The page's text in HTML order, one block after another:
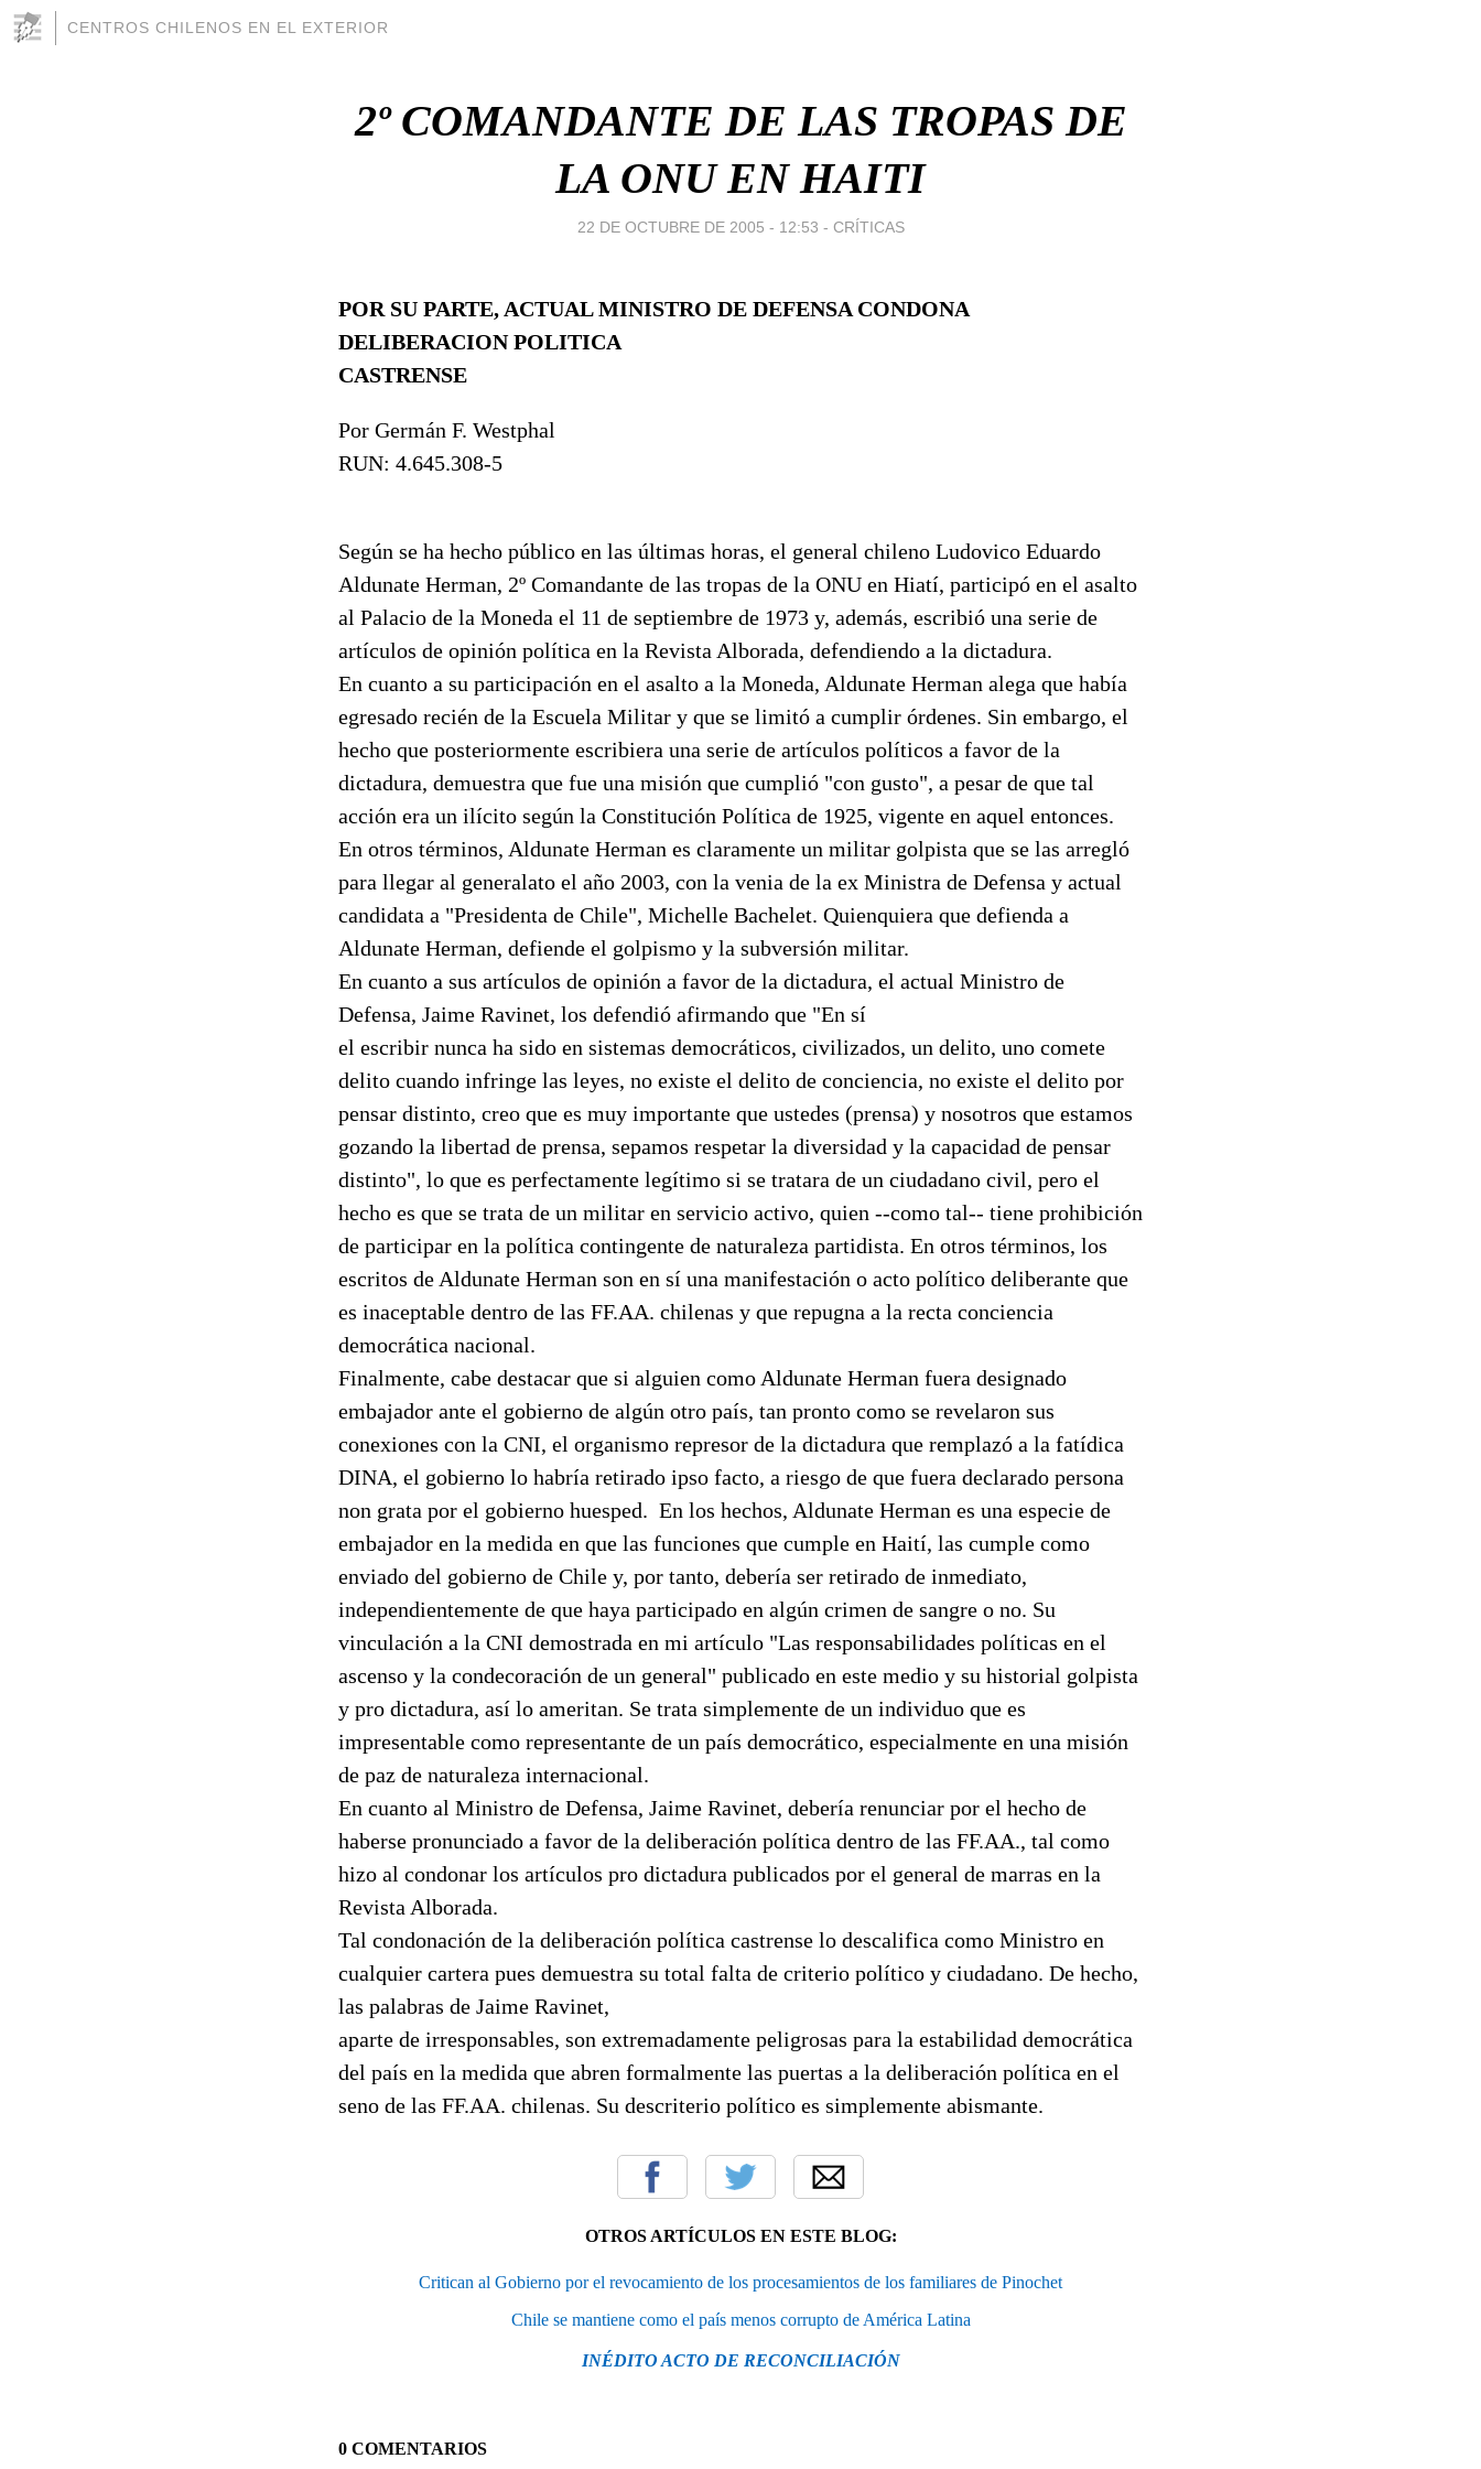
CENTROS CHILENOS EN EL EXTERIOR
2º COMANDANTE DE LAS TROPAS DE
LA ONU EN HAITI
22 DE OCTUBRE DE 2005 - 12:53 - CRÍTICAS
POR SU PARTE, ACTUAL MINISTRO DE DEFENSA CONDONA
DELIBERACION POLITICA
CASTRENSE
Por Germán F. Westphal
RUN: 4.645.308-5
Según se ha hecho público en las últimas horas, el general chileno Ludovico Eduardo
Aldunate Herman, 2º Comandante de las tropas de la ONU en Hiatí, participó en el asalto
al Palacio de la Moneda el 11 de septiembre de 1973 y, además, escribió una serie de
artículos de opinión política en la Revista Alborada, defendiendo a la dictadura.
En cuanto a su participación en el asalto a la Moneda, Aldunate Herman alega que había
egresado recién de la Escuela Militar y que se limitó a cumplir órdenes. Sin embargo, el
hecho que posteriormente escribiera una serie de artículos políticos a favor de la
dictadura, demuestra que fue una misión que cumplió "con gusto", a pesar de que tal
acción era un ilícito según la Constitución Política de 1925, vigente en aquel entonces.
En otros términos, Aldunate Herman es claramente un militar golpista que se las arregló
para llegar al generalato el año 2003, con la venia de la ex Ministra de Defensa y actual
candidata a "Presidenta de Chile", Michelle Bachelet. Quienquiera que defienda a
Aldunate Herman, defiende el golpismo y la subversión militar.
En cuanto a sus artículos de opinión a favor de la dictadura, el actual Ministro de
Defensa, Jaime Ravinet, los defendió afirmando que "En sí
el escribir nunca ha sido en sistemas democráticos, civilizados, un delito, uno comete
delito cuando infringe las leyes, no existe el delito de conciencia, no existe el delito por
pensar distinto, creo que es muy importante que ustedes (prensa) y nosotros que estamos
gozando la libertad de prensa, sepamos respetar la diversidad y la capacidad de pensar
distinto", lo que es perfectamente legítimo si se tratara de un ciudadano civil, pero el
hecho es que se trata de un militar en servicio activo, quien --como tal-- tiene prohibición
de participar en la política contingente de naturaleza partidista. En otros términos, los
escritos de Aldunate Herman son en sí una manifestación o acto político deliberante que
es inaceptable dentro de las FF.AA. chilenas y que repugna a la recta conciencia
democrática nacional.
Finalmente, cabe destacar que si alguien como Aldunate Herman fuera designado
embajador ante el gobierno de algún otro país, tan pronto como se revelaron sus
conexiones con la CNI, el organismo represor de la dictadura que remplazó a la fatídica
DINA, el gobierno lo habría retirado ipso facto, a riesgo de que fuera declarado persona
non grata por el gobierno huesped. En los hechos, Aldunate Herman es una especie de
embajador en la medida en que las funciones que cumple en Haití, las cumple como
enviado del gobierno de Chile y, por tanto, debería ser retirado de inmediato,
independientemente de que haya participado en algún crimen de sangre o no. Su
vinculación a la CNI demostrada en mi artículo "Las responsabilidades políticas en el
ascenso y la condecoración de un general" publicado en este medio y su historial golpista
y pro dictadura, así lo ameritan. Se trata simplemente de un individuo que es
impresentable como representante de un país democrático, especialmente en una misión
de paz de naturaleza internacional.
En cuanto al Ministro de Defensa, Jaime Ravinet, debería renunciar por el hecho de
haberse pronunciado a favor de la deliberación política dentro de las FF.AA., tal como
hizo al condonar los artículos pro dictadura publicados por el general de marras en la
Revista Alborada.
Tal condonación de la deliberación política castrense lo descalifica como Ministro en
cualquier cartera pues demuestra su total falta de criterio político y ciudadano. De hecho,
las palabras de Jaime Ravinet,
aparte de irresponsables, son extremadamente peligrosas para la estabilidad democrática
del país en la medida que abren formalmente las puertas a la deliberación política en el
seno de las FF.AA. chilenas. Su descriterio político es simplemente abismante.
OTROS ARTÍCULOS EN ESTE BLOG:
Critican al Gobierno por el revocamiento de los procesamientos de los familiares de Pinochet
Chile se mantiene como el país menos corrupto de América Latina
INÉDITO ACTO DE RECONCILIACIÓN
0 COMENTARIOS